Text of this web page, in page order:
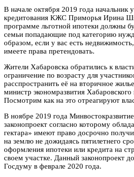
В начале октября 2019 года начальник
кредитования КЖС Приморья Ирина
программе льготной ипотеки должны
семьи попадающие под категорию
образом, если у вас есть
имеете права претендовать.
Жители Хабаровска обратились к
ограничение по возрасту для
расспространить её на вторичное
министр экономразвития
Посмотрим как на это отреагируют
В ноябре 2019 года
законопроект согласно которому
гектара» имеют право досрочно
на землю не дожидаясь пятилетнего
оформления ипотеки или кредита на
своем участке. Данный законопроект
Госдуму в феврале 2020 года.